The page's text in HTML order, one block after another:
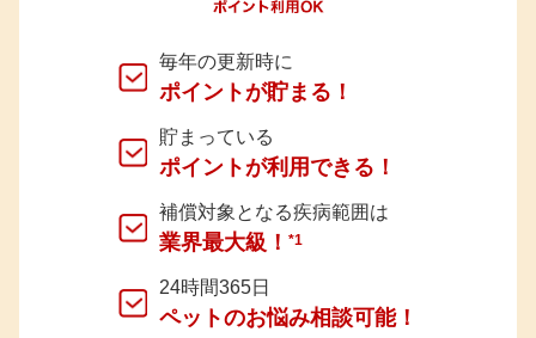
毎年の更新時に
ポイントが貯まる！
貯まっている
ポイントが利用できる！
補償対象となる疾病範囲は
業界最大級！ *1
24時間365日
ペットのお悩み相談可能！